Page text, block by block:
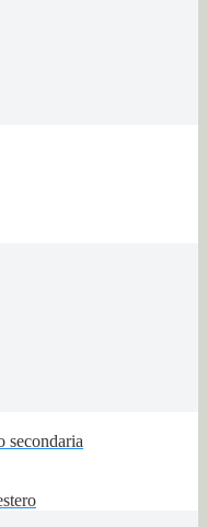
secondaria